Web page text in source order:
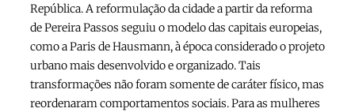
República. A reformulação da cidade a partir da reforma
de Pereira Passos seguiu o modelo das capitais europeias,
como a Paris de Hausmann, à época considerado o projeto
urbano mais desenvolvido e organizado. Tais
transformações não foram somente de caráter físico, mas
reordenaram comportamentos sociais. Para as mulheres